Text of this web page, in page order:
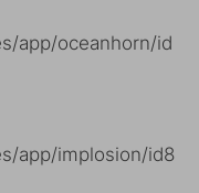
app/oceanhorn/id
app/implosion/id8